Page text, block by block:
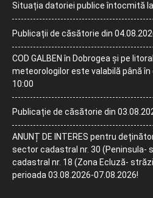
Situația datoriei publice întocmită
Publicații de căsătorie din
COD GALBEN în Dobrogea și pe
meteorologilor este valabilă până
10:00
Publicație de căsătorie din
ANUNȚ DE INTERES pentru
sector cadastral nr. 30 (Peninsula-
cadastral nr. 18 (Zona Ecluză-
perioada 03.08.2026-07.08.2026!